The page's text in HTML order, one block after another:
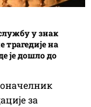
у знак
на
је дошло до
за